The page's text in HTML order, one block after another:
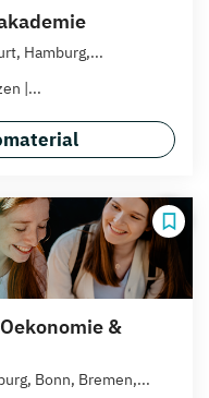
Hamburg,...
|...
&
Bonn, Bremen,...